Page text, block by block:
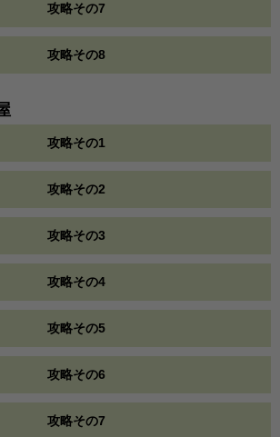
攻略その7
攻略その8
攻略その1
攻略その2
攻略その3
攻略その4
攻略その5
攻略その6
攻略その7